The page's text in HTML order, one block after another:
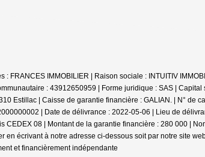
: FRANCES IMMOBILIER | Raison sociale : INTUITIV
: 43912650959 | Forme juridique : SAS |
Estillac | Caisse de garantie financière : GALIAN. | N° de
| Date de délivrance : 2022-05-06 | Lieu de
CEDEX 08 | Montant de la garantie financière : 280 000 |
en écrivant à notre adresse ci-dessous soit par notre site
et financièrement indépendante